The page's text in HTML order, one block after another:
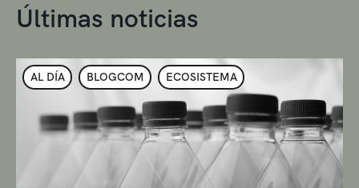
Últimas noticias
AL DÍA BLOGCOM ECOSISTEMA